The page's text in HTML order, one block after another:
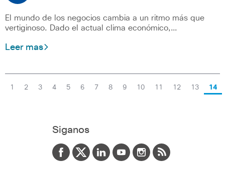
El mundo de los negocios cambia a un ritmo más que
vertiginoso. Dado el actual clima económico,…
Leer mas
1 2 3 4 5 6 7 8 9 10 11 12 13 14
Siganos